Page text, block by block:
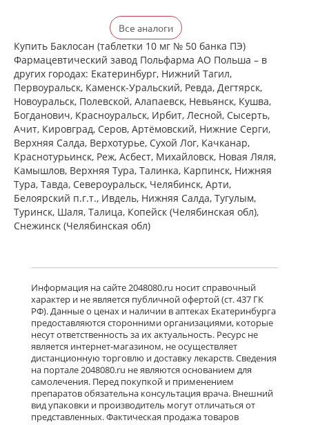
Баклофен (таблетки 25 мг № 50)
Усолье-Сибирский химфармзавод
АО Россия
Нет в аптеках города
Баклосан (таблетки 10 мг № 50 банка
ПЭ) Фармацевтический завод
Польфарма АО Польша
Нет в аптеках города
Баклосан (таблетки 25 мг № 50 банка
ПЭ) Фармацевтический завод
Польфарма АО Польша
Нет в аптеках города
Лиорезал Интратекальный (раствор
для интратекального введения 0,05
мг/мл 1 мл № 5 амп. ) Новартис
Фарма Штейн АГ Швейцария
Нет в аптеках города
достигнут конец страницы
Все аналоги
Купить Баклосан (таблетки 10 мг № 50 банка ПЭ)
Фармацевтический завод Польфарма АО Польша – в
других городах: Екатеринбург, Нижний Тагил,
Первоуральск, Каменск-Уральский, Ревда, Дегтярск,
Новоуральск, Полевской, Алапаевск, Невьянск, Кушва,
Богданович, Красноуральск, Ирбит, Лесной, Сысерть,
Ачит, Кировград, Серов, Артёмовский, Нижние Cерги,
Верхняя Салда, Верхотурье, Сухой Лог, Качканар,
Краснотурьинск, Реж, Асбест, Михайловск, Новая Ляля,
Камышлов, Верхняя Тура, Талинка, Карпинск, Нижняя
Тура, Тавда, Североуральск, Челябинск, Арти,
Белоярский п.г.т., Ивдель, Нижняя Салда, Тугулым,
Туринск, Шаля, Талица, Копейск (Челябинская обл),
Снежинск (Челябинская обл)
Информация на сайте 2048080.ru носит справочный
характер и не является публичной офертой (ст. 437 ГК
РФ). Данные о ценах и наличии в аптеках Екатеринбурга
предоставляются сторонними организациями, которые
несут ответственность за их актуальность. Ресурс не
является интернет-магазином, не осуществляет
дистанционную торговлю и доставку лекарств. Сведения
на портале 2048080.ru не являются основанием для
самолечения. Перед покупкой и применением
препаратов обязательна консультация врача. Внешний
вид упаковки и производитель могут отличаться от
представленных. Фактическая продажа товаров